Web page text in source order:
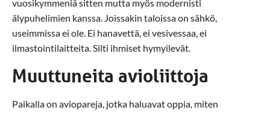
vuosikymmeniä sitten mutta myös modernisti
älypuhelimien kanssa. Joissakin taloissa on sähkö,
useimmissa ei ole. Ei hanavettä, ei vesivessaa, ei
ilmastointilaitteita. Silti ihmiset hymyilevät.
Muuttuneita avioliittoja
Paikalla on aviopareja, jotka haluavat oppia, miten